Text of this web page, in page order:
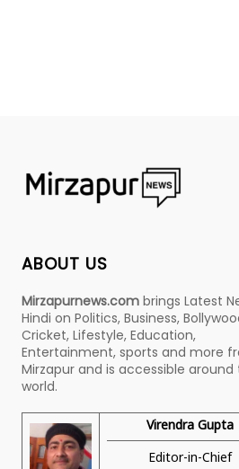
ABOUT US
Mirzapurnews.com brings Latest
Hindi on Politics, Business,
Cricket, Lifestyle, Education,
Entertainment, sports and more
Mirzapur and is accessible around
world.
Virendra Gupta
Editor-in-Chief